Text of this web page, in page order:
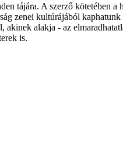
tájára. A szerző kötetében
zenei kultúrájából
alakja - az
is.